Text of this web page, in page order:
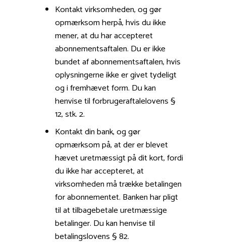
Kontakt virksomheden, og gør
opmærksom herpå, hvis du ikke
mener, at du har accepteret
abonnementsaftalen. Du er ikke
bundet af abonnementsaftalen, hvis
oplysningerne ikke er givet tydeligt
og i fremhævet form. Du kan
henvise til forbrugeraftalelovens §
12, stk. 2.
Kontakt din bank, og gør
opmærksom på, at der er blevet
hævet uretmæssigt på dit kort, fordi
du ikke har accepteret, at
virksomheden må trække betalingen
for abonnementet. Banken har pligt
til at tilbagebetale uretmæssige
betalinger. Du kan henvise til
betalingslovens § 82.